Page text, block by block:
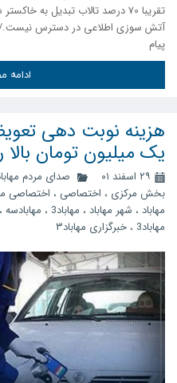
تقریبا 70 درصد تالاب تبدیل به
پیام
ادامه
هزینه نوبت دهی
یک میلیون تومان
۲۹ اسفند ۰۱ صدای مردم
بخش مرکزی ، اختصاصی ، اختصاصی
مهاباد ، شهر مهاباد ، مهاباد3 ، مهابادسه ،
مهاباد3 ، خبرگزاری مهاباد۳